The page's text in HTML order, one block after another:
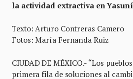
la actividad extractiva en Yasuní
Texto: Arturo Contreras Camero
Fotos: María Fernanda Ruiz
CIUDAD DE MÉXICO.- “Los
primera fila de soluciones al